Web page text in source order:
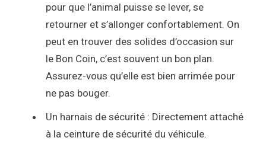
pour que l’animal puisse se lever, se
retourner et s’allonger confortablement. On
peut en trouver des solides d’occasion sur
le Bon Coin, c’est souvent un bon plan.
Assurez-vous qu’elle est bien arrimée pour
ne pas bouger.
Un harnais de sécurité : Directement attaché
à la ceinture de sécurité du véhicule.